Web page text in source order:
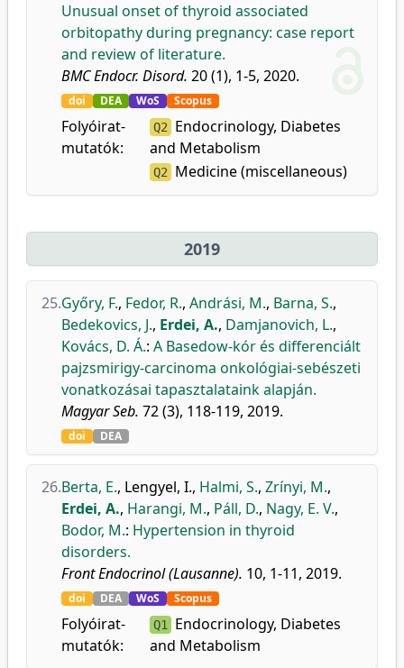
Unusual onset of thyroid associated
orbitopathy during pregnancy: case report
and review of literature.
BMC Endocr. Disord. 20 (1), 1-5, 2020.
doi DEA WoS Scopus
Folyóirat-
mutatók:
Q2 Endocrinology, Diabetes
and Metabolism
Q2 Medicine (miscellaneous)
2019
25.Győry, F., Fedor, R., Andrási, M., Barna, S.,
Bedekovics, J., Erdei, A., Damjanovich, L.,
Kovács, D. Á.: A Basedow-kór és differenciált
pajzsmirigy-carcinoma onkológiai-sebészeti
vonatkozásai tapasztalataink alapján.
Magyar Seb. 72 (3), 118-119, 2019.
doi DEA
26.Berta, E., Lengyel, I., Halmi, S., Zrínyi, M.,
Erdei, A., Harangi, M., Páll, D., Nagy, E. V.,
Bodor, M.: Hypertension in thyroid
disorders.
Front Endocrinol (Lausanne). 10, 1-11, 2019.
doi DEA WoS Scopus
Folyóirat-
mutatók:
Q1 Endocrinology, Diabetes
and Metabolism